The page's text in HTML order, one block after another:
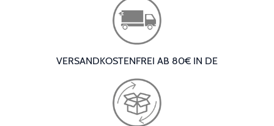
VERSANDKOSTENFREI AB 80€ IN DE